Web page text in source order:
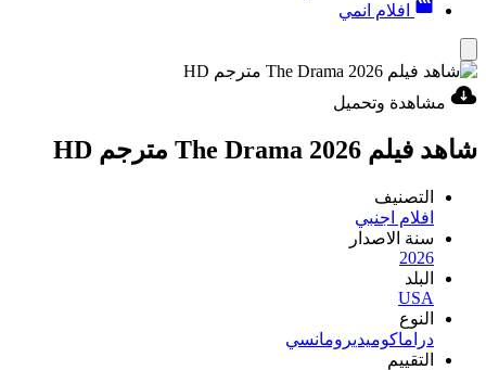
افلام انمي
مشاهدة وتحميل
شاهد فيلم The Drama 2026 مترجم HD
التصنيف
افلام اجنبي
سنة الاصدار
2026
البلد
USA
النوع
دراماكوميديرومانسي
التقييم